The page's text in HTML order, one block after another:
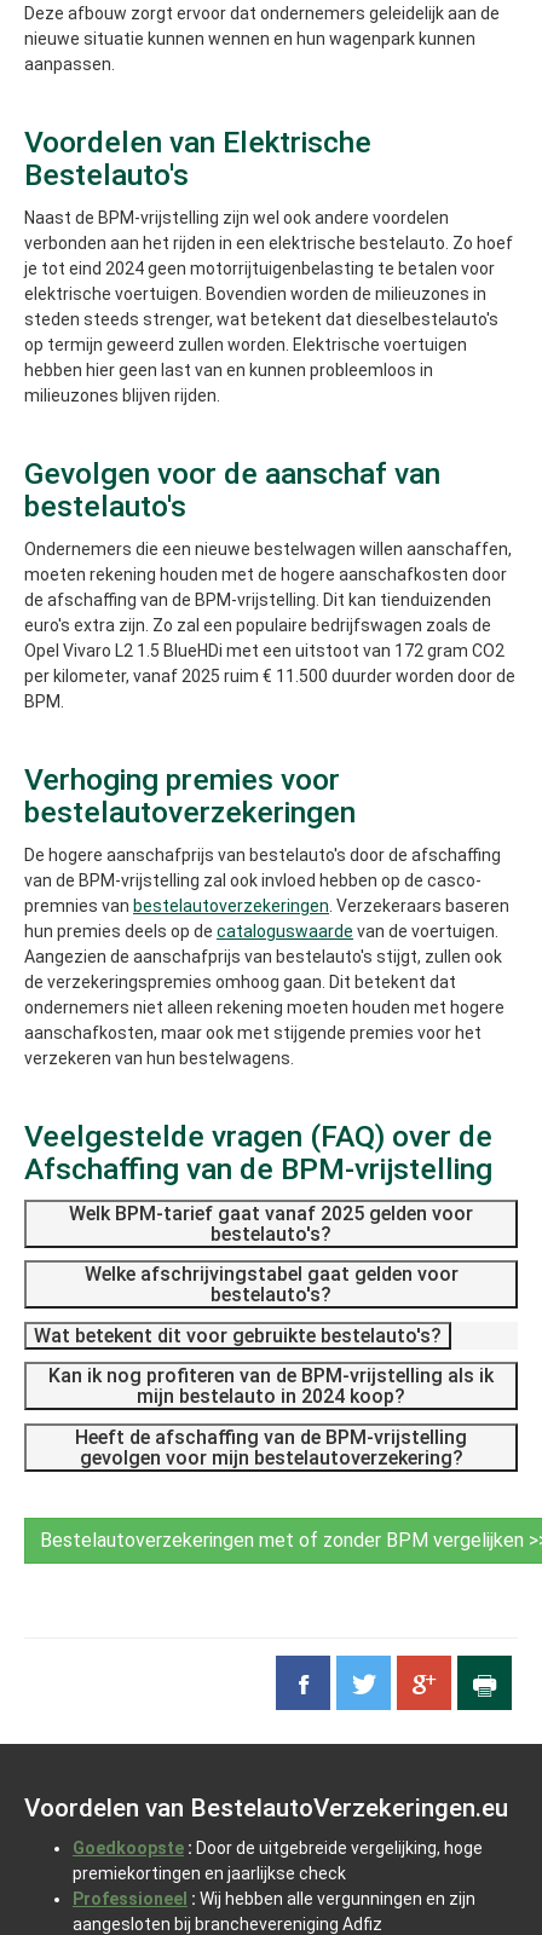
Deze afbouw zorgt ervoor dat ondernemers geleidelijk aan de
nieuwe situatie kunnen wennen en hun wagenpark kunnen
aanpassen.
Voordelen van Elektrische
Bestelauto's
Naast de BPM-vrijstelling zijn wel ook andere voordelen
verbonden aan het rijden in een elektrische bestelauto. Zo hoef
je tot eind 2024 geen motorrijtuigenbelasting te betalen voor
elektrische voertuigen. Bovendien worden de milieuzones in
steden steeds strenger, wat betekent dat dieselbestelauto's
op termijn geweerd zullen worden. Elektrische voertuigen
hebben hier geen last van en kunnen probleemloos in
milieuzones blijven rijden.
Gevolgen voor de aanschaf van
bestelauto's
Ondernemers die een nieuwe bestelwagen willen aanschaffen,
moeten rekening houden met de hogere aanschafkosten door
de afschaffing van de BPM-vrijstelling. Dit kan tienduizenden
euro's extra zijn. Zo zal een populaire bedrijfswagen zoals de
Opel Vivaro L2 1.5 BlueHDi met een uitstoot van 172 gram CO2
per kilometer, vanaf 2025 ruim € 11.500 duurder worden door de
BPM.
Verhoging premies voor
bestelautoverzekeringen
De hogere aanschafprijs van bestelauto's door de afschaffing
van de BPM-vrijstelling zal ook invloed hebben op de casco-
premnies van bestelautoverzekeringen . Verzekeraars baseren
hun premies deels op de cataloguswaarde van de voertuigen.
Aangezien de aanschafprijs van bestelauto's stijgt, zullen ook
de verzekeringspremies omhoog gaan. Dit betekent dat
ondernemers niet alleen rekening moeten houden met hogere
aanschafkosten, maar ook met stijgende premies voor het
verzekeren van hun bestelwagens.
Veelgestelde vragen (FAQ) over de
Afschaffing van de BPM-vrijstelling
Welk BPM-tarief gaat vanaf 2025 gelden voor
bestelauto's?
Welke afschrijvingstabel gaat gelden voor
bestelauto's?
Wat betekent dit voor gebruikte bestelauto's?
Kan ik nog profiteren van de BPM-vrijstelling als ik
mijn bestelauto in 2024 koop?
Heeft de afschaffing van de BPM-vrijstelling
gevolgen voor mijn bestelautoverzekering?
Bestelautoverzekeringen met of zonder BPM vergelijken
Voordelen van BestelautoVerzekeringen.eu
Goedkoopste : Door de uitgebreide vergelijking, hoge
premiekortingen en jaarlijkse check
Professioneel : Wij hebben alle vergunningen en zijn
aangesloten bij branchevereniging Adfiz